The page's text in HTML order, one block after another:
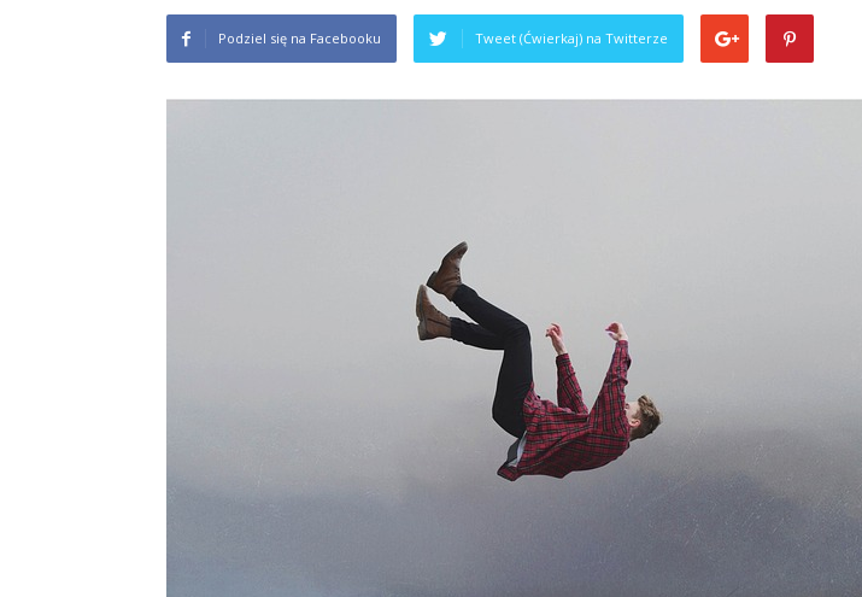
Podziel się na Facebooku Tweet (Ćwierkaj) na Twitterze